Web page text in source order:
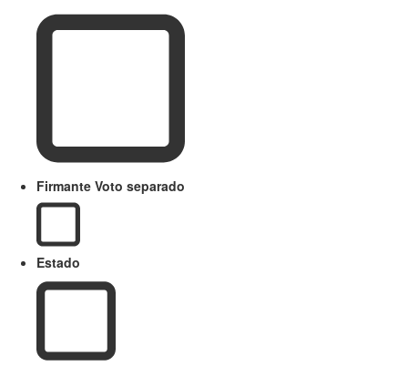
Firmante Voto separado
Estado